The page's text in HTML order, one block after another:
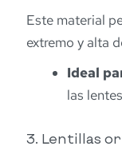
Este material
extremo y alta
Ideal
las
3. Lentillas